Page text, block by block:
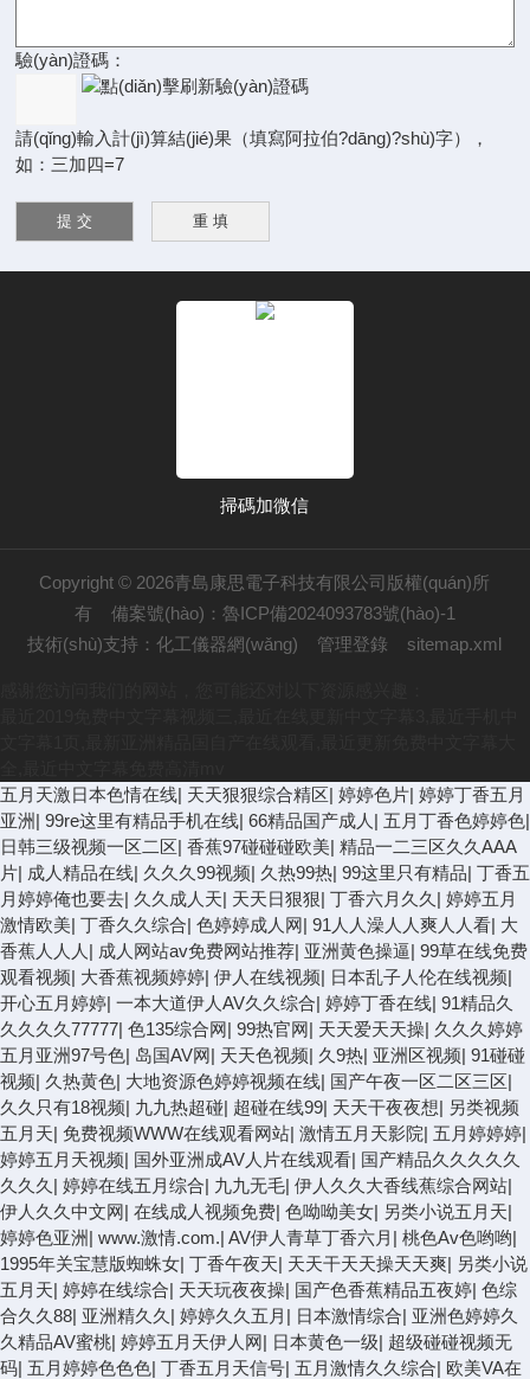
驗(yàn)證碼：
請(qǐng)輸入計(jì)算結(jié)果（填寫阿拉伯?dāng)?shù)字），
如：三加四=7
掃碼加微信
Copyright © 2026青島康思電子科技有限公司版權(quán)所
有 備案號(hào)：魯ICP備2024093783號(hào)-1
技術(shù)支持：化工儀器網(wǎng) 管理登錄 sitemap.xml
五月天激日本色情在线| 天天狠狠综合精区| 婷婷色片| 婷婷丁香五月
亚洲 | 99re这里有精品手机在线| 66精品国产成人 | 五月丁香色婷婷色|
日韩三级视频一区二区| 香蕉97碰碰碰欧美| 精品一二三区久久AAA
片| 成人精品在线| 久久久99视频| 久热99热| 99这里只有精品| 丁香五
月婷婷俺也要去| 久久成人天| 天天日狠狠| 丁香六月久久 | 婷婷五月
激情欧美| 丁香久久综合| 色婷婷成人网| 91人人澡人人爽人人看| 大
香蕉人人人 | 成人网站av免费网站推荐| 亚洲黄色操逼| 99草在线免费
观看视频| 大香蕉视频婷婷| 伊人在线视频| 日本乱子人伦在线视频|
开心五月婷婷| 一本大道伊人AV久久综合| 婷婷丁香在线| 91精品久
久久久久77777| 色135综合网| 99热官网| 天天爱天天操| 久久久婷婷
五月亚洲97号色| 岛国AV网| 天天色视频| 久9热| 亚洲区视频| 91碰碰
视频| 久热黄色| 大地资源色婷婷视频在线| 国产午夜一区二区三区|
久久只有18视频| 九九热超碰| 超碰在线99| 天天干夜夜想| 另类视频
五月天| 免费视频WWW在线观看网站| 激情五月天影院| 五月婷婷婷|
婷婷五月天视频| 国外亚洲成AV人片在线观看| 国产精品久久久久久
久久久 | 婷婷在线五月综合| 九九无毛| 伊人久久大香线蕉综合网站|
伊人久久中文网| 在线成人视频免费| 色呦呦美女| 另类小说五月天|
婷婷色亚洲 | www.激情.com.| AV伊人青草丁香六月 | 桃色Av色哟哟|
1995年关宝慧版蜘蛛女| 丁香午夜天| 天天干天天操天天爽| 另类小说
五月天| 婷婷在线综合| 天天玩夜夜操| 国产色香蕉精品五夜婷| 色综
合久久88| 亚洲精久久 | 婷婷久久五月 | 日本激情综合| 亚洲色婷婷久
久精品AV蜜桃| 婷婷五月天伊人网| 日本黄色一级| 超级碰碰视频无
码| 五月婷婷色色色| 丁香五月天信号| 五月激情久久综合| 欧美VA在